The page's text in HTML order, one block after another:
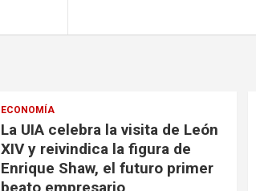
ECONOMÍA
La UIA celebra la visita de León
XIV y reivindica la figura de
Enrique Shaw, el futuro primer